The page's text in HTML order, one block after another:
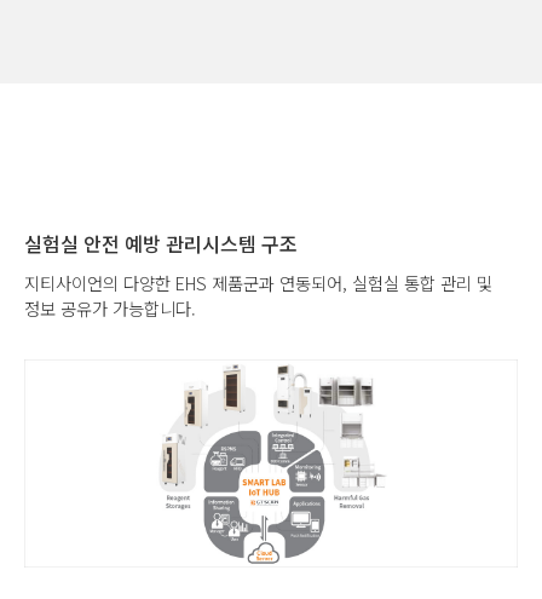
실험실 안전 예방 관리시스템 구조
지티사이언의 다양한 EHS 제품군과 연동되어, 실험실 통합 관리 및
정보 공유가 가능합니다.